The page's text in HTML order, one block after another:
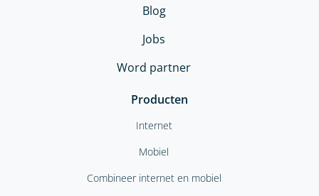
Blog
Jobs
Word partner
Producten
Internet
Mobiel
Combineer internet en mobiel